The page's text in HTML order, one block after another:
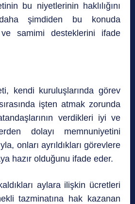
bu niyetlerinin haklılığını
şimdiden bu konuda
samimi desteklerini ifade
kendi kuruluşlarında görev
işten atmak zorunda
verdikleri iyi ve
dolayı memnuniyetini
onları ayrıldıkları görevlere
hazır olduğunu ifade eder.
aylara ilişkin ücretleri
tazminatına hak kazanan